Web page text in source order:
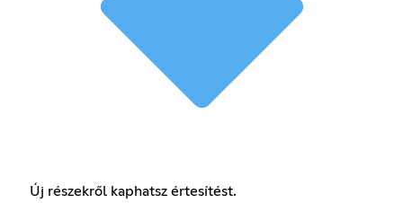
Új részekről kaphatsz értesítést.